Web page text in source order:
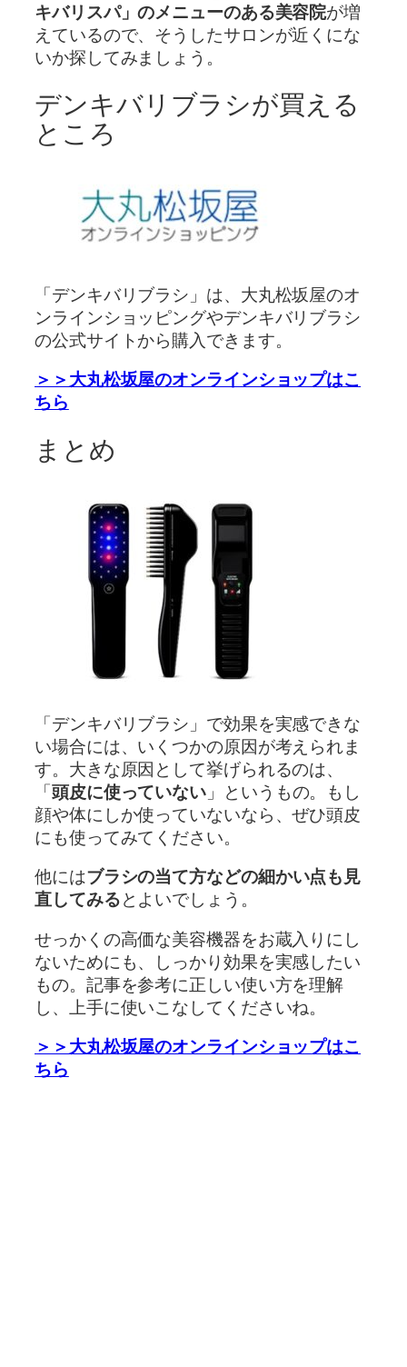
キバリスパ」のメニューのある美容院が増
えているので、そうしたサロンが近くにな
いか探してみましょう。
デンキバリブラシが買える
ところ
「デンキバリブラシ」は、大丸松坂屋のオ
ンラインショッピングやデンキバリブラシ
の公式サイトから購入できます。
＞＞大丸松坂屋のオンラインショップはこ
ちら
まとめ
「デンキバリブラシ」で効果を実感できな
い場合には、いくつかの原因が考えられま
す。大きな原因として挙げられるのは、
「頭皮に使っていない 」というもの。もし
顔や体にしか使っていないなら、ぜひ頭皮
にも使ってみてください。
他にはブラシの当て方などの細かい点も見
直してみるとよいでしょう。
せっかくの高価な美容機器をお蔵入りにし
ないためにも、しっかり効果を実感したい
もの。記事を参考に正しい使い方を理解
し、上手に使いこなしてくださいね。
＞＞大丸松坂屋のオンラインショップはこ
ちら